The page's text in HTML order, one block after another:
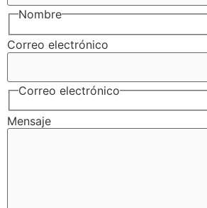
Nombre
Correo electrónico
Correo electrónico
Mensaje